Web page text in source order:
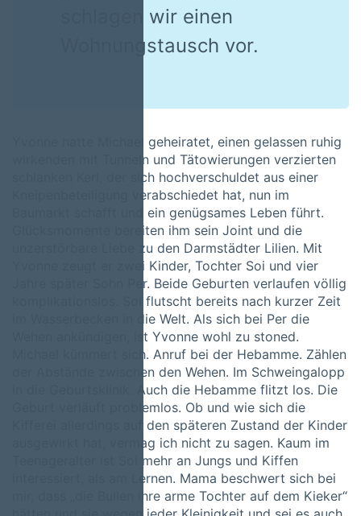
schlagen wir einen
Wohnungstausch vor.
Yvonne hatte Michael geheiratet, einen gelassen ruhig
wirkenden mit Tunneln und Tätowierungen verzierten
schlanken Kerl, der sich hochverschuldet aus einer
Kneipenbeteiligung verabschiedet hat, nun im
Baumarkt schafft und ein genügsames Leben führt.
Glücksmomente bereiten ihm sein Joint und die
unzerstörbare Liebe zu den Darmstädter Lilien. Mit
Yvonne zeugt er zwei Kinder, Tochter Soi und vier
Jahre später Sohn Per. Beide Geburten verlaufen völlig
komplikationslos. Soi flutscht bereits nach kurzer Zeit
im Wasserbecken in die Welt. Als sich bei Per die
Wehen ankündigen, ist Yvonne wohl zu stoned.
Michael kümmert sich. Anruf bei der Hebamme. Zählen
der Abstände zwischen den Wehen. Im Schweingalopp
in die Geburtsklinik. Auch die Hebamme flitzt los. Die
Geburt verläuft problemlos. Ob und wie sich die
Kifferei allerdings auf den späteren Zustand der Kinder
ausgewirkt hat, vermag ich nicht zu sagen. Kaum im
Teenageralter ist Soi mehr an Jungs und Kiffen
interessiert, als am Lernen. Mama beschwert sich bei
mir, dass „die Bullen ihre arme Tochter auf dem Kieker“